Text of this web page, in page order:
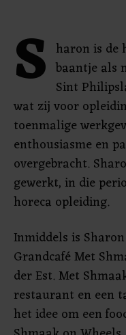
S haron is de
baantje als
Sint
wat zij voor
toenmalige
enthousiasme en
overgebracht.
gewerkt, in die
horeca opleiding.
Inmiddels is
Grandcafé Met
der Est. Met
restaurant en een
het idee om een